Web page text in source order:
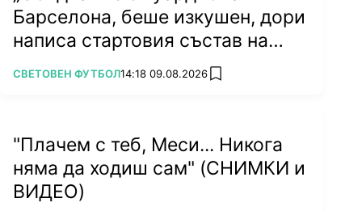
Барселона, беше изкушен, дори
написа стартовия състав на
лист хартия...“
ПОВЕЧЕ ОТ
СВЕТОВЕН ФУТБОЛ14:18 09.08.2026 add favorites
"Плачем с теб, Меси... Никога
няма да ходиш сам" (СНИМКИ и
ВИДЕО)